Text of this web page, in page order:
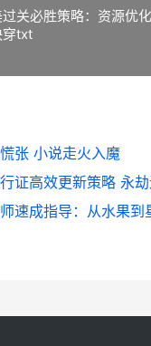
关必胜策略：资源优
穿txt
张 小说走火入魔